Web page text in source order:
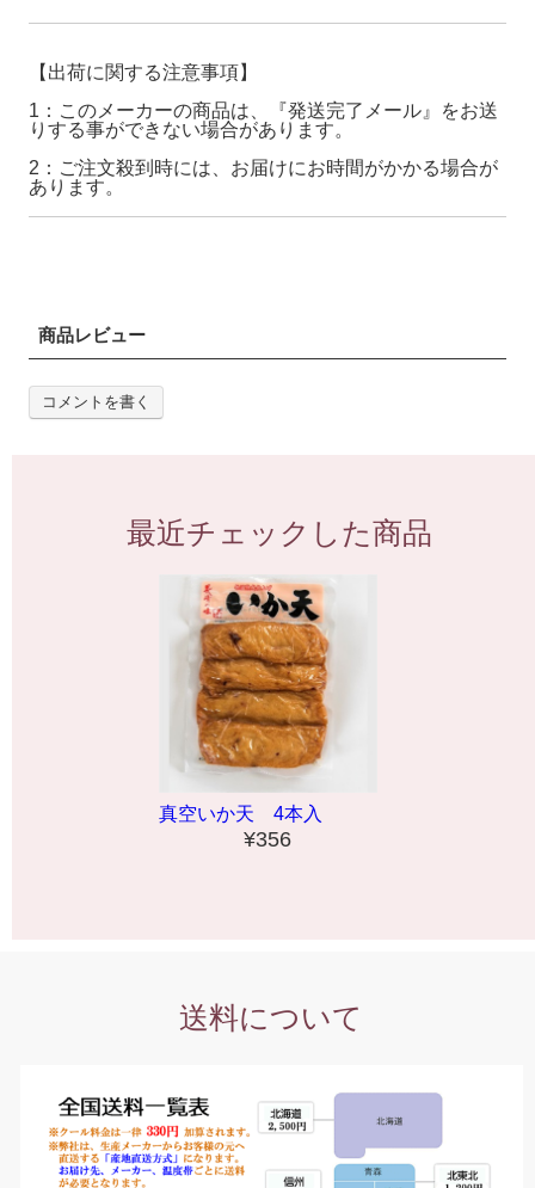
【出荷に関する注意事項】
1：このメーカーの商品は、『発送完了メール』をお送
りする事ができない場合があります。
2：ご注文殺到時には、お届けにお時間がかかる場合が
あります。
商品レビュー
コメントを書く
最近チェックした商品
真空いか天 4本入
¥356
送料について